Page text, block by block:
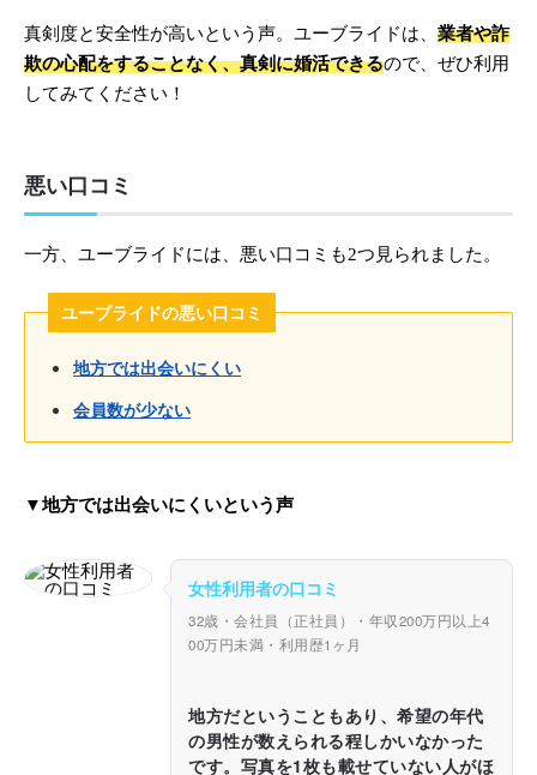
真剣度と安全性が高いという声。ユーブライドは、 業者や詐
欺の心配をすることなく、真剣に婚活できるので、ぜひ利用
してみてください！
悪い口コミ
一方、ユーブライドには、悪い口コミも2つ見られました。
ユーブライドの悪い口コミ
地方では出会いにくい
会員数が少ない
▼地方では出会いにくいという声
女性利用者の口コミ
32歳・会社員（正社員）・年収200万円以上4
00万円未満・利用歴1ヶ月
地方だということもあり、希望の年代
の男性が数えられる程しかいなかった
です。写真を1枚も載せていない人がほ